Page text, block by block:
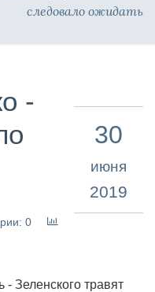
следовало ожидать
-
0
30
июня
2019
- Зеленского травят